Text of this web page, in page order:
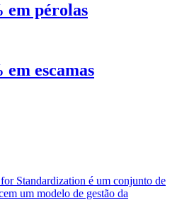
em pérolas
em escamas
Standardization é um conjunto de
um modelo de gestão da